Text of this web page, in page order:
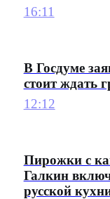
16:11
В Госдуме
стоит ждать
12:12
Пирожки с
Галкин
русской